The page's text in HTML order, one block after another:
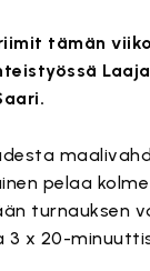
tämän
pelaa
turnauksen
x 20-